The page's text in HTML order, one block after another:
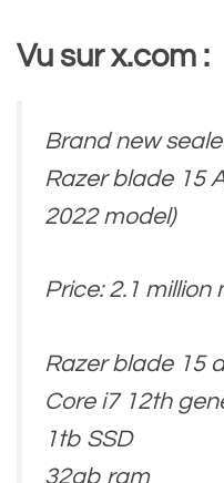
Vu sur x.com :
Brand new
Razer blade 15
2022 model)
Price: 2.1 million
Razer blade 15
Core i7 12th
1tb SSD
32gb ram